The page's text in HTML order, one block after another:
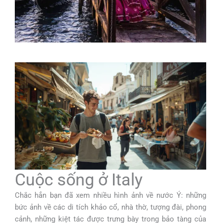
Cuộc sống ở Italy
Chắc hẳn bạn đã xem nhiều hình ảnh về nước Ý: những
bức ảnh về các di tích khảo cổ, nhà thờ, tượng đài, phong
cảnh, những kiệt tác được trưng bày trong bảo tàng của